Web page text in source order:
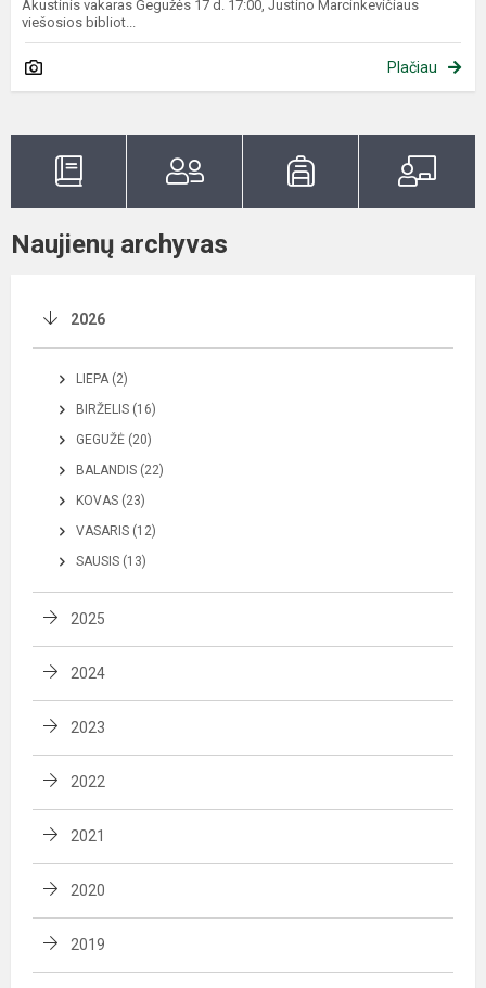
Akustinis vakaras Gegužės 17 d. 17:00, Justino Marcinkevičiaus
viešosios bibliot...
Plačiau
Naujienų archyvas
2026
LIEPA (2)
BIRŽELIS (16)
GEGUŽĖ (20)
BALANDIS (22)
KOVAS (23)
VASARIS (12)
SAUSIS (13)
2025
2024
2023
2022
2021
2020
2019